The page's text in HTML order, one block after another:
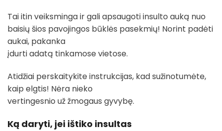
Tai itin veiksminga ir gali apsaugoti insulto auką nuo
baisių šios pavojingos būklės pasekmių! Norint padėti
aukai, pakanka
įdurti adatą tinkamose vietose.
Atidžiai perskaitykite instrukcijas, kad sužinotumėte,
kaip elgtis! Nėra nieko
vertingesnio už žmogaus gyvybę.
Ką daryti, jei ištiko insultas